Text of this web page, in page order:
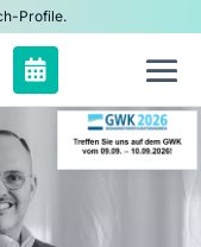
Profile.
